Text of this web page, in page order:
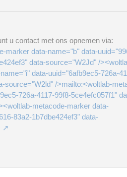
u contact met ons opnemen via:
marker data-name="b" data-
data-source="W2Jd" /
data-uuid="6afb9ec5-726a-
source="W2ld" />mailto:<woltlab-
726a-4117-99f8-5ce4efc057f1"
metacode-marker data-
83a2-1b7dbe424ef3" data-